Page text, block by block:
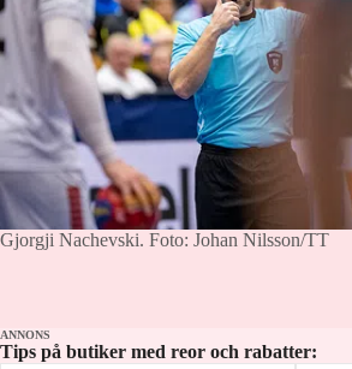
Gjorgji Nachevski. Foto: Johan Nilsson/TT
ANNONS
Tips på butiker med reor och rabatter: